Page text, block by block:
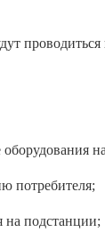
потребителя;
на подстанции;